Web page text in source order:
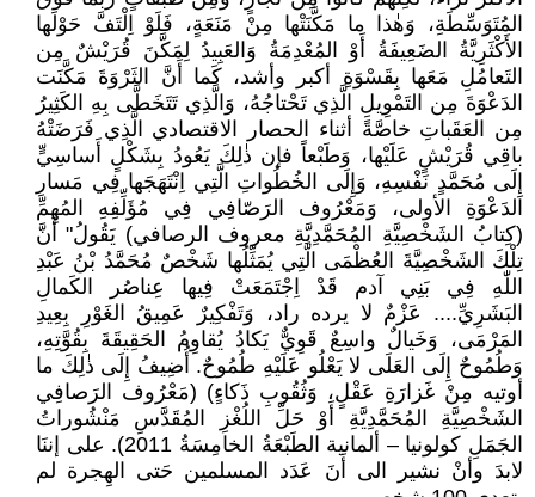
المُتَوَسِّطَةِ، وَهٰذا ما مَكَّنَتْها مِنْ مَنَعَةٍ، فَلَوْ اِلْتَفَّ حَوْلَها
الأَكْثَرِيَّةُ الضَعِيفَةُ أَوْ المُعْدِمَةُ وَالعَبِيدُ لِمَكَّنَ قُرَيْشٌ مِن
التَعامُلِ مَعَها بِقَسْوَةِ أكبر وأشد، كَما أَنَّ الثَرْوَةَ مَكَّنَت
الدَعْوَةَ مِن التَمْوِيلِ الَّذِي تَحْتاجُهُ، وَالَّذِي تَتَخَطَّى بِهِ الكَثِيرُ
مِن العَقَباتِ خاصَّةً أثناء الحصار الاقتصادي الَّذِي فَرَضَتْهُ
باقِي قُرَيْشٍ عَلَيْها، وَطَبْعاً فإن ذٰلِكَ يَعُودُ بِشَكْلٍ أَساسِيٍّ
إِلَى مُحَمَّدٍ نَفْسِهِ، وَإِلَى الخُطُواتِ الَّتِي اِنْتَهَجَها فِي مَسارِ
الدَعْوَةِ الأولى، وَمَعْرُوف الرَصّافِي فِي مُؤَلِّفِهِ المُهِمِّ
(كِتابُ الشَخْصِيَّةِ المُحَمَّدِيَّةِ معروف الرصافي) يَقُولُ" أَنَّ
تِلْكَ الشَخْصِيَّةَ العُظْمَى الَّتِي يُمَثِّلُها شَخْصٌ مُحَمَّدُ بْنُ عَبْدِ
اللّٰهِ فِي بَنِي آدم قَدْ اِجْتَمَعَتْ فِيها عِناصُر الكَمالِ
البَشَرِيِّ.... عَزْمٌ لا يرده راد، وَتَفْكِيرٌ عَمِيقُ الغَوْرِ بِعِيدِ
المَرْمَى، وَخَيالٌ واسِعٌ قَوِيٌّ يَكادُ يُقاوِمُ الحَقِيقَةَ بِقُوَّتِهِ،
وَطُمُوحٌ إِلَى العَلَى لا يَعْلُو عَلَيْهِ طُمُوحٌ. أُضِيفُ إِلَى ذٰلِكَ ما
أوتيه مِنْ غَزارَةِ عَقْلٍ، وَثُقُوبِ ذَكاءٍ) (مَعْرُوف الرَصافِي
الشَخْصِيَّةِ المُحَمَّدِيَّةِ أَوْ حَلِّ اللُغْزِ المُقَدَّسِ مَنْشُوراتُ
الجَمَلِ كولونيا – ألمانية الطَبْعَةُ الخامِسَةُ 2011). على إننَا
لابدَ وأنْ نشير الى أَنَ عَدَد المسلمين حَتى الهِجرة لم